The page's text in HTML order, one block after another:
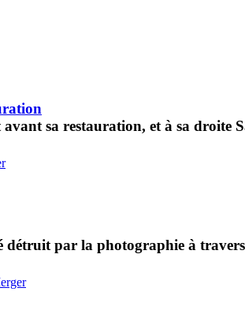
sa restauration, et à sa droite
détruit par la photographie à